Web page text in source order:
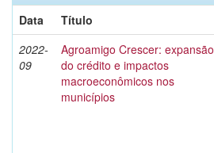
Data
Título
2022-
09
Agroamigo Crescer: expansão
do crédito e impactos
macroeconômicos nos
municípios